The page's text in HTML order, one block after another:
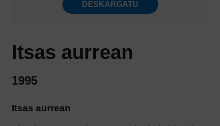
DESKARGATU
Itsas aurrean
1995
Itsas aurrean